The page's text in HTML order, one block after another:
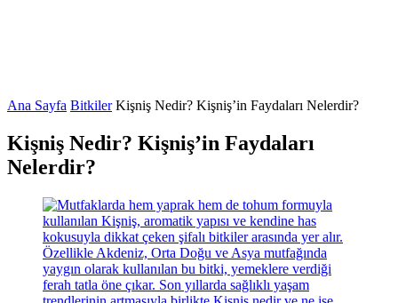
Ana Sayfa Bitkiler Kişniş Nedir? Kişniş’in Faydaları Nelerdir?
Kişniş Nedir? Kişniş’in Faydaları
Nelerdir?